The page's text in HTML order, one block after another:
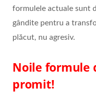
formulele actuale sunt
gândite pentru a
plăcut, nu agresiv.
Noile formule
promit!